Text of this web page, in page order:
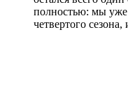
полностью: мы уже
четвертого